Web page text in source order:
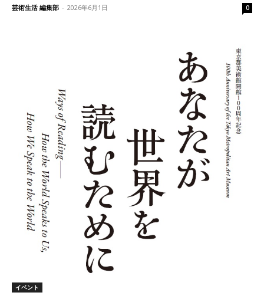
芸術生活 編集部 - 2026年6月1日 0
イベント